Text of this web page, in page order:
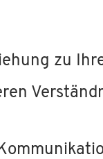
zu